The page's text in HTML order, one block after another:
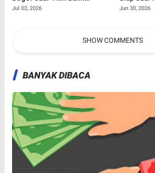
Perang Melawan Tawuran,
Jul 02, 2026 Jun 30, 2026
SHOW COMMENTS
BANYAK DIBACA